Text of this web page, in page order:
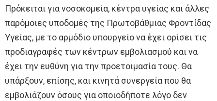
Πρόκειται για νοσοκομεία, κέντρα υγείας και άλλες
παρόμοιες υποδομές της Πρωτοβάθμιας Φροντίδας
Υγείας, με το αρμόδιο υπουργείο να έχει ορίσει τις
προδιαγραφές των κέντρων εμβολιασμού και να
έχει την ευθύνη για την προετοιμασία τους. Θα
υπάρξουν, επίσης, και κινητά συνεργεία που θα
εμβολιάζουν όσους για οποιοδήποτε λόγο δεν